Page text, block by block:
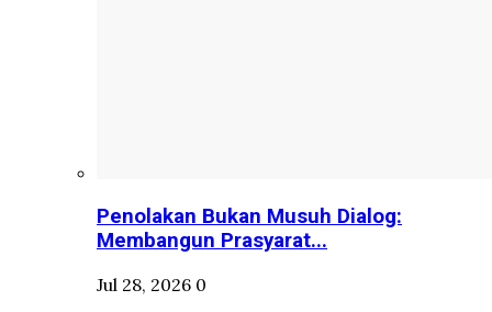
Penolakan Bukan Musuh Dialog:
Membangun Prasyarat...
Jul 28, 2026 0